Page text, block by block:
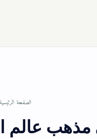
الصفحة الرئيسية
مذهب عالم